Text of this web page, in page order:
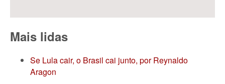
Mais lidas
Se Lula cair, o Brasil cai junto, por Reynaldo
Aragon